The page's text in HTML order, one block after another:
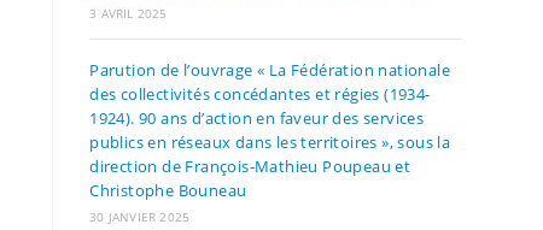
3 AVRIL 2025
Parution de l’ouvrage « La Fédération nationale
des collectivités concédantes et régies (1934-
1924). 90 ans d’action en faveur des services
publics en réseaux dans les territoires », sous la
direction de François-Mathieu Poupeau et
Christophe Bouneau
30 JANVIER 2025